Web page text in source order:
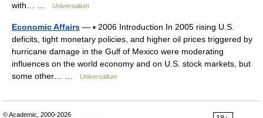
with… …
Universalium
Economic Affairs — ▪ 2006 Introduction In 2005 rising U.S.
deficits, tight monetary policies, and higher oil prices triggered by
hurricane damage in the Gulf of Mexico were moderating
influences on the world economy and on U.S. stock markets, but
some other… …
Universalium
© Academic, 2000-2026